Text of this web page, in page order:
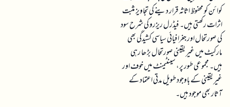
کوائن کو محفوظ اثاثہ قرار دینے کی تجاویز مثبت
اثرات رکھتی ہیں۔ فیڈرل ریزرو کی شرح سود
کی صورتحال اور جغرافیائی سیاسی کشیدگی بھی
مارکیٹ میں غیر یقینی صورتحال بڑھا رہی
ہیں۔ مجموعی طور پر، سینٹیمنٹ میں خوف اور
غیر یقینی کے باوجود طویل مدتی اعتماد کے
آثار بھی موجود ہیں۔